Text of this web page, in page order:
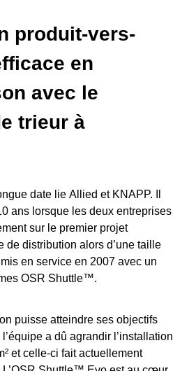
produit-vers-
en
avec le
trieur à
date lie Allied et KNAPP. Il
ans lorsque les deux entreprises
sur le premier projet
de distribution alors d’une taille
en service en 2007 avec un
OSR Shuttle™.
puisse atteindre ses objectifs
a dû agrandir l’installation
et celle-ci fait actuellement